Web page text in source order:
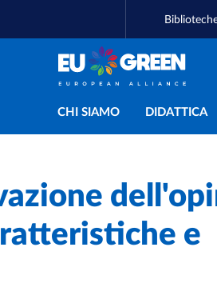
CHI SIAMO DIDATTICA
e